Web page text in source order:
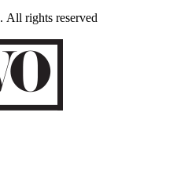
. All rights reserved